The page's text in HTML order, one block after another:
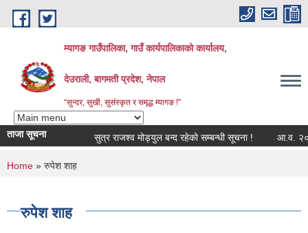
Skip to main content
म्यागङ गाउँपालिका, गाउँ कार्यपालिकाको कार्यालय,
देउराली, बागमती प्रदेश, नेपाल
“सुन्दर, सुखी, सुसंस्कृत र समृद्ध म्यागङ !”
ताजा सूचना सुत्र राजश्व मोड्युल बन्द रहेको सम्बन्धी सूचना ! आ.व.
You are here
Home » रुपेश शाह
रुपेश शाह